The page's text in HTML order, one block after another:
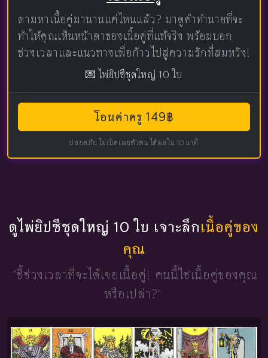
ตามหาเนื้อคู่มานานแค่ไหนแล้ว? มาดูคำทำนายที่จะ
ทำให้คุณเห็นหน้าตาของเนื้อคู่ที่แท้จริง พร้อมบอก
ช่วงเวลาและแนวทางเพื่อก้าวไปสู่ความรักที่สมหวัง!
💌 ไพ่ยิปซีชุดใหญ่ 10 ใบ
โอนค่าครู 149฿
ปลอดภัย ไม่เปิดเผยตัวตน ได้ผลใน 10 นาที
ดูไพ่ยิปซีชุดใหญ่ 10 ใบ เจาะลึกเนื้อคู่ของ
คุณ
"ชี้ช่วงเวลาที่จะได้เจอเนื้อคู่! คนนี้ใช่เนื้อคู่ของคุณ
หรือเปล่า?"